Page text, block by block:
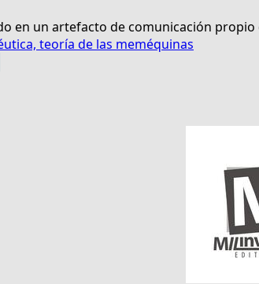
en un artefacto de comunicación propio
teoría de las meméquinas